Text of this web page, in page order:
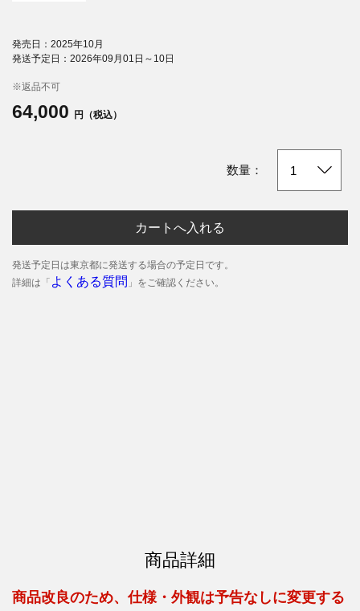
発売日：2025年10月
発送予定日：2026年09月01日～10日
※返品不可
64,000 円（税込）
数量：
カートへ入れる
発送予定日は東京都に発送する場合の予定日です。
詳細は「 よくある質問 」をご確認ください。
商品詳細
商品改良のため、仕様・外観は予告なしに変更する